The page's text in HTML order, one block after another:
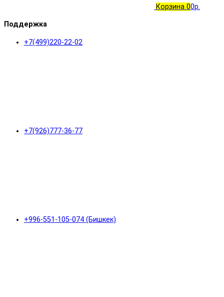
Корзина 00р.
Поддержка
+7(499)220-22-02
+7(926)777-36-77
+996-551-105-074 (Бишкек)